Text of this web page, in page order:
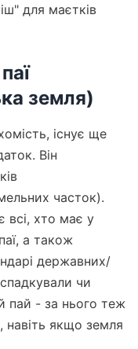
для маєтків
земля)
існує ще
Він
часток).
всі, хто має у
а також
державних/
чи
пай - за нього теж
якщо земля